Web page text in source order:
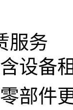
服务
设备
部件